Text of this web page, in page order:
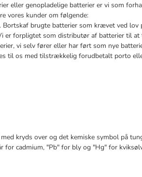
eller genopladelige batterier er vi som
vores kunder om følgende:
brugte batterier som krævet ved lov
er forpligtet som distributør af batterier til at
vi selv fører eller har ført som nye
til os med tilstrækkelig forudbetalt porto
kryds over og det kemiske symbol på
for cadmium, "Pb" for bly og "Hg" for